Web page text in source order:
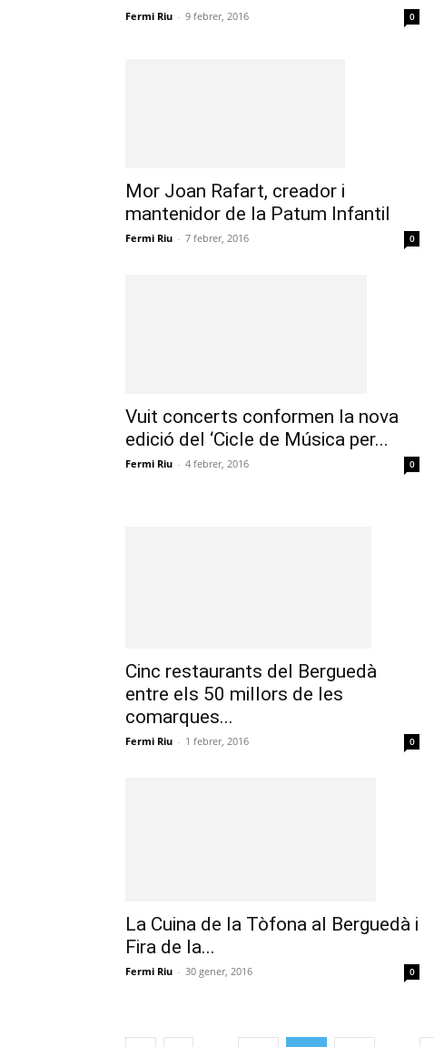
Fermi Riu - 9 febrer, 2016 0
Mor Joan Rafart, creador i
mantenidor de la Patum Infantil
Fermi Riu - 7 febrer, 2016 0
Vuit concerts conformen la nova
edició del ‘Cicle de Música per...
Fermi Riu - 4 febrer, 2016 0
Cinc restaurants del Berguedà
entre els 50 millors de les
comarques...
Fermi Riu - 1 febrer, 2016 0
La Cuina de la Tòfona al Berguedà i
Fira de la...
Fermi Riu - 30 gener, 2016 0